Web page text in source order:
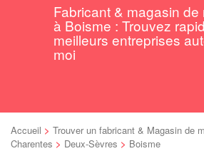
Fabricant & magasin de
à Boisme : Trouvez
meilleurs entreprises
moi
Accueil > Trouver un fabricant & Magasin de
Charentes > Deux-Sèvres > Boisme